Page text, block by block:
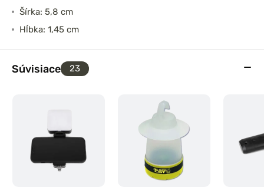
Šírka: 5,8 cm
Hĺbka: 1,45 cm
Súvisiace 23